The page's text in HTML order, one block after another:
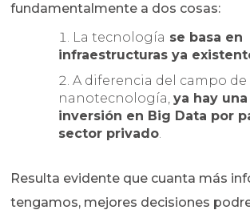
fundamentalmente a dos cosas:
La tecnología se basa en
infraestructuras ya
A diferencia del campo de
nanotecnología,ya hay una
inversión en Big Data por
sector privado.
Resulta evidente que cuanta más
tengamos, mejores decisiones